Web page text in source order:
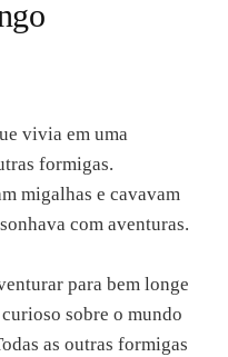
vivia em uma
formigas.
migalhas e cavavam
com aventuras.
para bem longe
sobre o mundo
as outras formigas